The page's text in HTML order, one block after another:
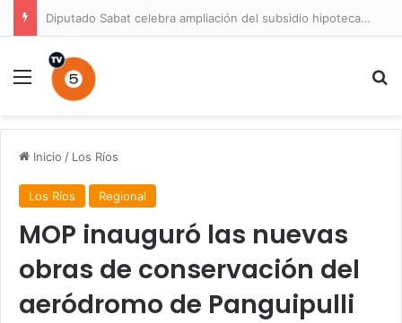
Diputado Sabat celebra ampliación del subsidio hipotecario con viviendas de hasta 6.000 UF
Menú
Inicio / Los Ríos
Los Ríos Regional
MOP inauguró las nuevas
obras de conservación del
aeródromo de Panguipulli